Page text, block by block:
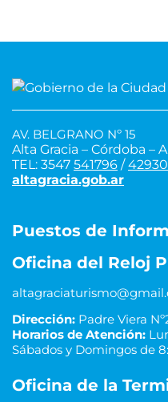
AV. BELGRANO Nº 15
Alta Gracia – Córdoba –
TEL: 3547 541796 /
altagracia.gob.ar
Puestos de
Oficina del Reloj
Dirección: Padre Viera
Horarios de Atención:
Sábados y Domingos de
Oficina de la